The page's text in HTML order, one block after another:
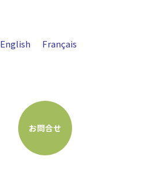
English Français
お問合せ